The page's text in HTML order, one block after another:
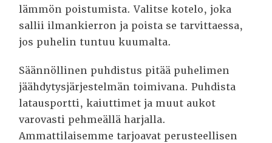
lämmön poistumista. Valitse kotelo, joka
sallii ilmankierron ja poista se tarvittaessa,
jos puhelin tuntuu kuumalta.
Säännöllinen puhdistus pitää puhelimen
jäähdytysjärjestelmän toimivana. Puhdista
latausportti, kaiuttimet ja muut aukot
varovasti pehmeällä harjalla.
Ammattilaisemme tarjoavat perusteellisen